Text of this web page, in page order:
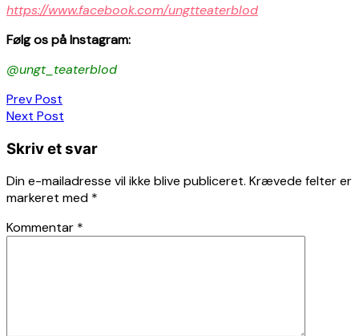
https://www.facebook.com/ungtteaterblod
Følg os påInstagram:
@ungt_teaterblod
Indlægsnavigation
Prev Post
Next Post
Skriv et svar
Din e-mailadresse vil ikke blive publiceret. Krævede felter er
markeret med *
Kommentar *